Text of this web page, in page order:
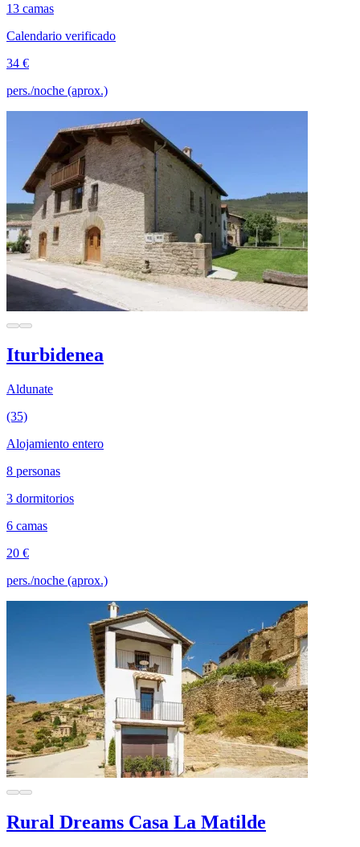
13 camas
Calendario verificado
34 €
pers./noche (aprox.)
Iturbidenea
Aldunate
(35)
Alojamiento entero
8 personas
3 dormitorios
6 camas
20 €
pers./noche (aprox.)
Rural Dreams Casa La Matilde